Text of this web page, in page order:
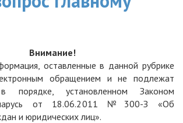
Внимание!
оставленные в данной рубрике
обращением и не подлежат
порядке, установленном Законом
от 18.06.2011 №300-З «Об
и юридических лиц».